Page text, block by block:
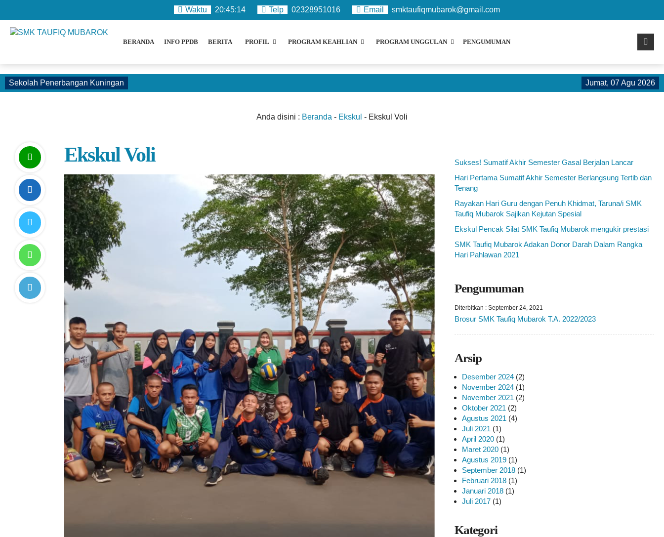
Waktu 20:45:15 Telp 02328951016 Email smktaufiqmubarok@gmail.com
BERANDA INFO PPDB BERITA PROFIL PROGRAM KEAHLIAN PROGRAM UNGGULAN PENGUMUMAN
Sekolah Penerbangan Kuningan Jumat, 07 Agu 2026
Anda disini : Beranda - Ekskul - Ekskul Voli
Ekskul Voli
Sukses! Sumatif Akhir Semester Gasal Berjalan Lancar
Hari Pertama Sumatif Akhir Semester Berlangsung Tertib dan
Tenang
Rayakan Hari Guru dengan Penuh Khidmat, Taruna/i SMK
Taufiq Mubarok Sajikan Kejutan Spesial
Ekskul Pencak Silat SMK Taufiq Mubarok mengukir prestasi
SMK Taufiq Mubarok Adakan Donor Darah Dalam Rangka
Hari Pahlawan 2021
Pengumuman
Diterbitkan :September 24, 2021
Brosur SMK Taufiq Mubarok T.A. 2022/2023
Arsip
Desember 2024 (2)
November 2024 (1)
November 2021 (2)
Oktober 2021 (2)
Agustus 2021 (4)
Juli 2021 (1)
April 2020 (1)
Maret 2020 (1)
Agustus 2019 (1)
September 2018 (1)
Februari 2018 (1)
Januari 2018 (1)
Juli 2017 (1)
Kategori